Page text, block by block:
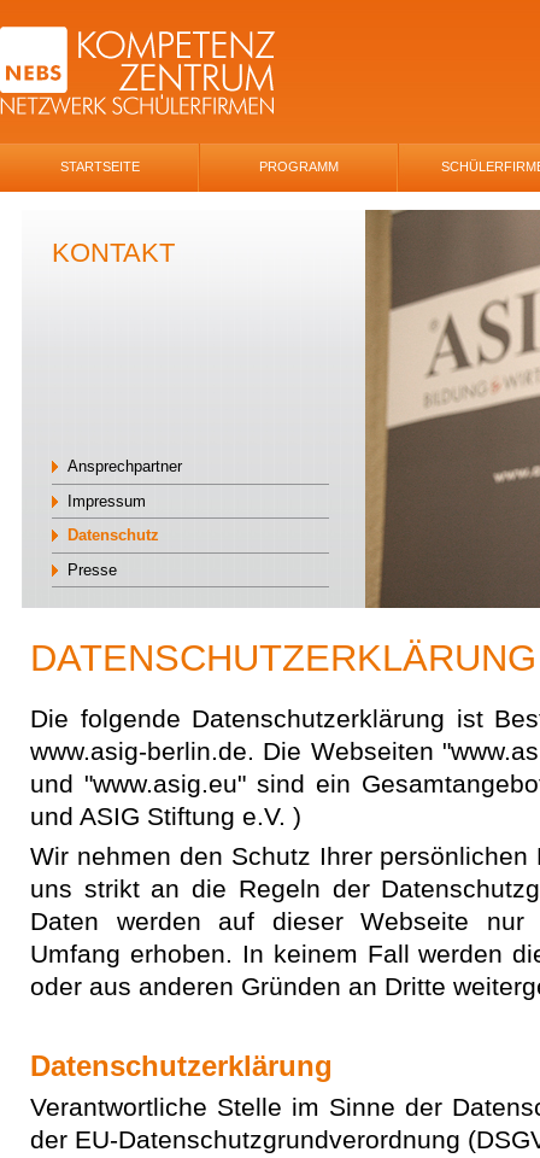
STARTSEITE PROGRAMM
KONTAKT
Ansprechpartner
Impressum
Datenschutz
Presse
DATENSCHUTZERKLÄRUNG
Die folgende Datenschutzerklärung ist
www.asig-berlin.de. Die Webseiten
und "www.asig.eu" sind ein
und ASIG Stiftung e.V. )
Wir nehmen den Schutz Ihrer
uns strikt an die Regeln der
Daten werden auf dieser Webseite nur
Umfang erhoben. In keinem Fall werden
oder aus anderen Gründen an Dritte
Datenschutzerklärung
Verantwortliche Stelle im Sinne der
der EU-Datenschutzgrundverordnung